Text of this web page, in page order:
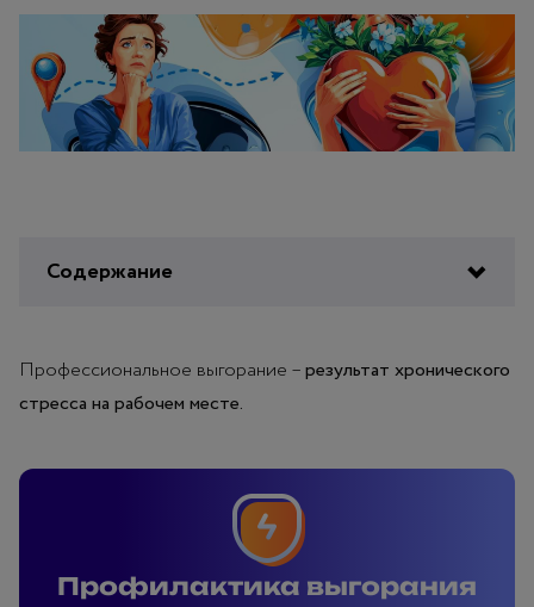
Содержание
Профессиональное выгорание –результат хронического
стресса на рабочем месте.
Профилактика выгорания